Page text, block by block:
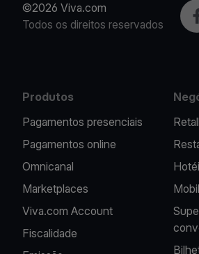
©2026 Viva.com
Todos os direitos reservados
Produtos
Pagamentos presenciais
Pagamentos online
Omnicanal
Marketplaces
Viva.com Account
Fiscalidade